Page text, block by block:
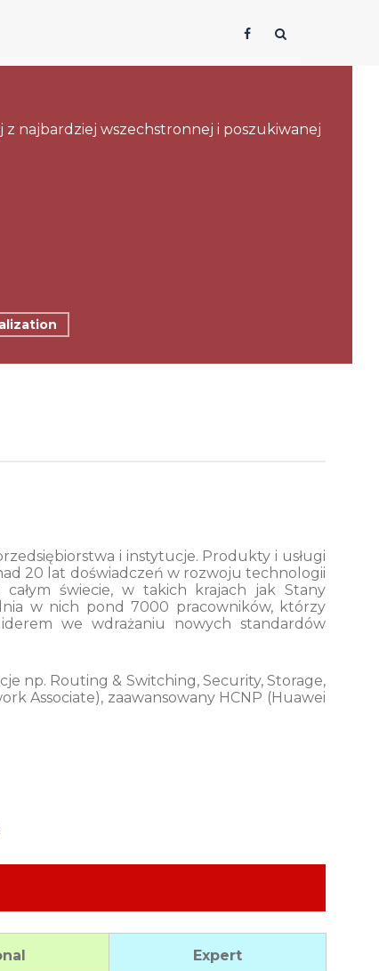
najbardziej wszechstronnej i poszukiwanej
i instytucje. Produkty i usługi
20 lat doświadczeń w rozwoju technologii
świecie, w takich krajach jak Stany
w nich pond 7000 pracowników, którzy
we wdrażaniu nowych standardów
np. Routing & Switching, Security, Storage,
Associate), zaawansowany HCNP (Huawei
Expert